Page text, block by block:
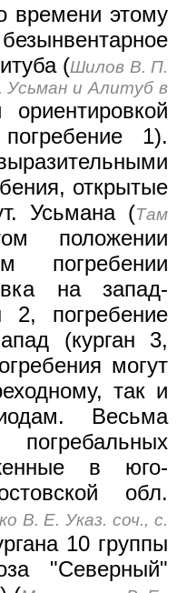
времени этому
(Шилов В. П.
Усьман и Алитуб в
1).
открытые
Усьмана (Там
положении
погребении
на запад-
2, погребение
(курган 3,
могут
так и
Весьма
в юго-
обл.
В. Е. Указ. соч., с.
10 группы
"Северный"